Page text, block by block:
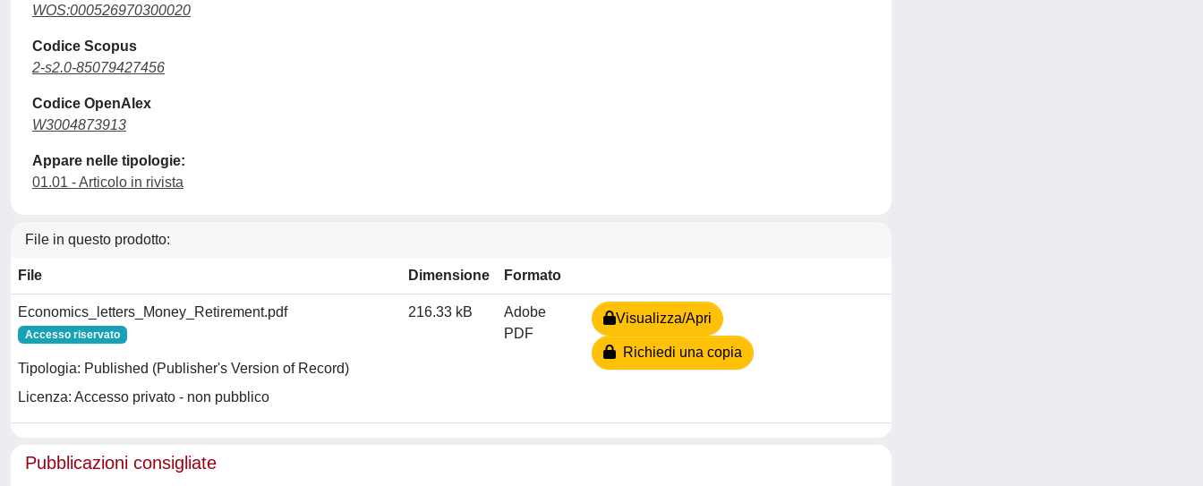
WOS:000526970300020
Codice Scopus
2-s2.0-85079427456
Codice OpenAlex
W3004873913
Appare nelle tipologie:
01.01 - Articolo in rivista
File in questo prodotto:
File Dimensione Formato
Economics_letters_Money_Retirement.pdf
Accesso riservato
Tipologia: Published (Publisher's Version of Record)
Licenza: Accesso privato - non pubblico
216.33 kB
Adobe
PDF
Visualizza/Apri
Richiedi una copia
Pubblicazioni consigliate